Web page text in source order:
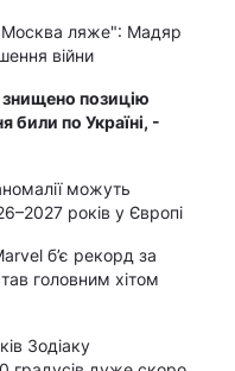
Москва ляже": Мадяр
війни
позицію
били по Україні, -
можуть
років у Європі
б’є рекорд за
головним хітом
Зодіаку